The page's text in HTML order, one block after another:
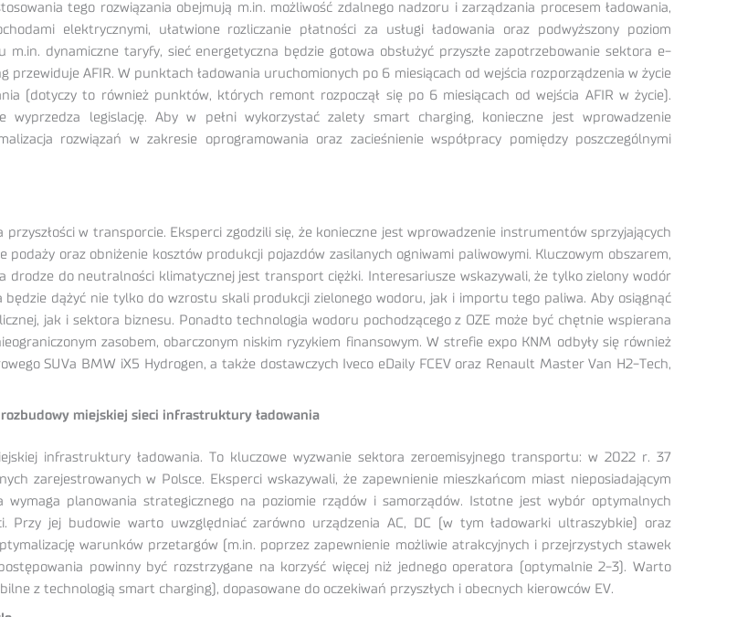
tego rozwiązania obejmują m.in. możliwość zdalnego nadzoru i zarządzania procesem ładowania,
elektrycznymi, ułatwione rozliczanie płatności za usługi ładowania oraz podwyższony poziom
m.in. dynamiczne taryfy, sieć energetyczna będzie gotowa obsłużyć przyszłe zapotrzebowanie sektora e-
AFIR. W punktach ładowania uruchomionych po 6 miesiącach od wejścia rozporządzenia w życie
(dotyczy to również punktów, których remont rozpoczął się po 6 miesiącach od wejścia AFIR w życie).
wyprzedza legislację. Aby w pełni wykorzystać zalety smart charging, konieczne jest wprowadzenie
rozwiązań w zakresie oprogramowania oraz zacieśnienie współpracy pomiędzy poszczególnymi
w transporcie. Eksperci zgodzili się, że konieczne jest wprowadzenie instrumentów sprzyjających
podaży oraz obniżenie kosztów produkcji pojazdów zasilanych ogniwami paliwowymi. Kluczowym obszarem,
do neutralności klimatycznej jest transport ciężki. Interesariusze wskazywali, że tylko zielony wodór
dążyć nie tylko do wzrostu skali produkcji zielonego wodoru, jak i importu tego paliwa. Aby osiągnąć
jak i sektora biznesu. Ponadto technologia wodoru pochodzącego z OZE może być chętnie wspierana
zasobem, obarczonym niskim ryzykiem finansowym. W strefie expo KNM odbyły się również
SUVa BMW iX5 Hydrogen, a także dostawczych Iveco eDaily FCEV oraz Renault Master Van H2-Tech,
miejskiej sieci infrastruktury ładowania
infrastruktury ładowania. To kluczowe wyzwanie sektora zeroemisyjnego transportu: w 2022 r. 37
zarejestrowanych w Polsce. Eksperci wskazywali, że zapewnienie mieszkańcom miast nieposiadającym
wymaga planowania strategicznego na poziomie rządów i samorządów. Istotne jest wybór optymalnych
Przy jej budowie warto uwzględniać zarówno urządzenia AC, DC (w tym ładowarki ultraszybkie) oraz
warunków przetargów (m.in. poprzez zapewnienie możliwie atrakcyjnych i przejrzystych stawek
powinny być rozstrzygane na korzyść więcej niż jednego operatora (optymalnie 2-3). Warto
z technologią smart charging), dopasowane do oczekiwań przyszłych i obecnych kierowców EV.